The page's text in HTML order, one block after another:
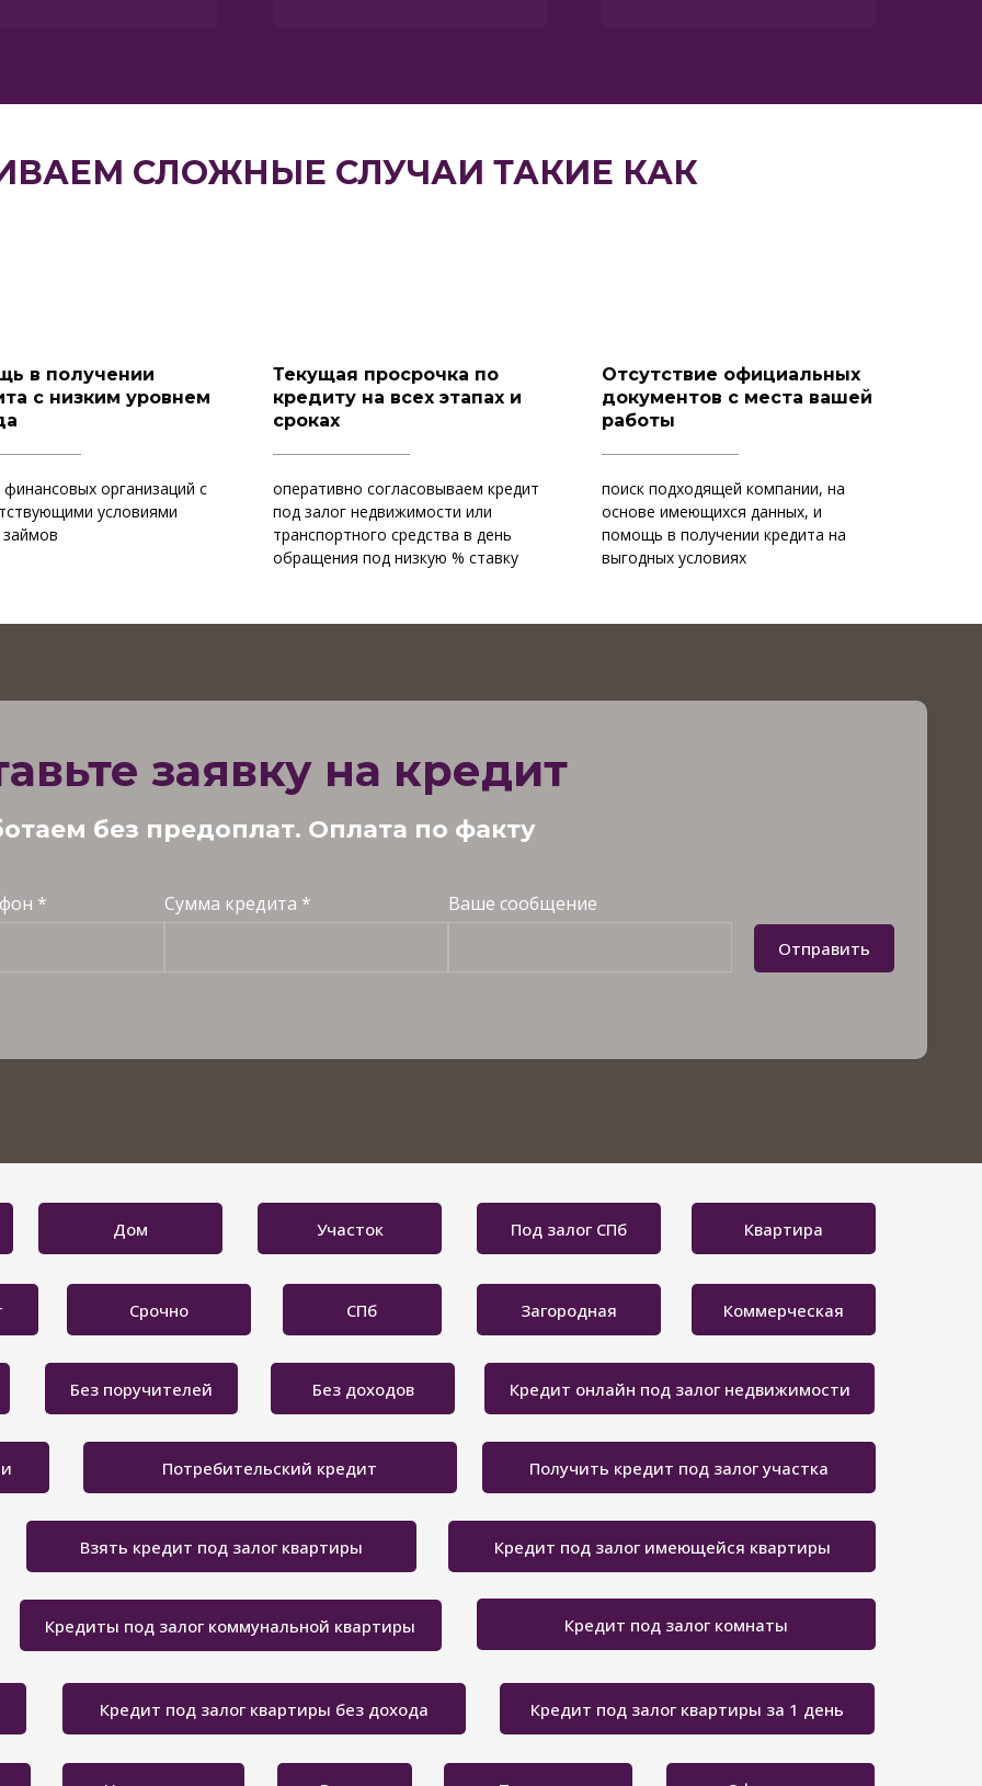
СЛОЖНЫЕ СЛУЧАИ ТАКИЕ КАК
в получении
с низким уровнем
организаций с
условиями
Текущая просрочка по
кредиту на всех этапах и
сроках
оперативно согласовываем кредит
под залог недвижимости или
транспортного средства в день
обращения под низкую % ставку
Отсутствие официальных
документов с места вашей
работы
поиск подходящей компании, на
основе имеющихся данных, и
помощь в получении кредита на
выгодных условиях
заявку на кредит
без предоплат. Оплата по факту
* Сумма кредита * Ваше сообщение
Отправить
Кредит под залог квартиры за 1 день
Кредит под залог квартиры без дохода
Кредит под залог комнаты
Кредиты под залог коммунальной квартиры
Кредит под залог имеющейся квартиры
Взять кредит под залог квартиры
Получить кредит под залог участка
Потребительский кредит
Кредит онлайн под залог недвижимости
Без доходов
Без поручителей
Коммерческая
Загородная
Участок
Дом
СПб
Квартира
Под залог СПб
Срочно